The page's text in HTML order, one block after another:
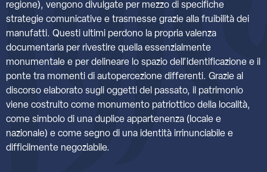
regione), vengono divulgate per mezzo di specifiche
strategie comunicative e trasmesse grazie alla fruibilità dei
manufatti. Questi ultimi perdono la propria valenza
documentaria per rivestire quella essenzialmente
monumentale e per delineare lo spazio dell’identificazione e il
ponte tra momenti di autopercezione differenti. Grazie al
discorso elaborato sugli oggetti del passato, il patrimonio
viene costruito come monumento patriottico della località,
come simbolo di una duplice appartenenza (locale e
nazionale) e come segno di una identità irrinunciabile e
difficilmente negoziabile.